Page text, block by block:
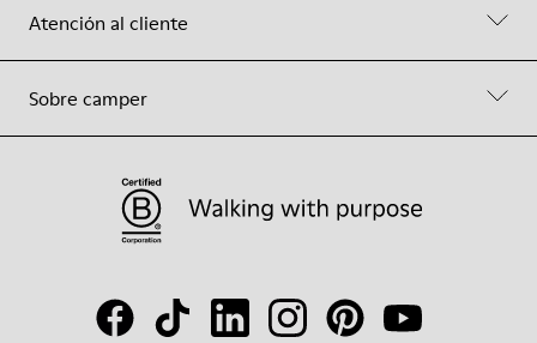
Atención al cliente
Sobre camper